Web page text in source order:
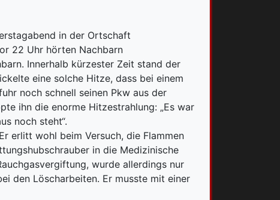
in der Ortschaft
22 Uhr hörten Nachbarn
Innerhalb kürzester Zeit stand der
eine solche Hitze, dass bei einem
noch schnell seinen Pkw aus der
ihn die enorme Hitzestrahlung: „Es war
noch steht“.
erlitt wohl beim Versuch, die Flammen
in die Medizinische
wurde allerdings nur
den Löscharbeiten. Er musste mit einer